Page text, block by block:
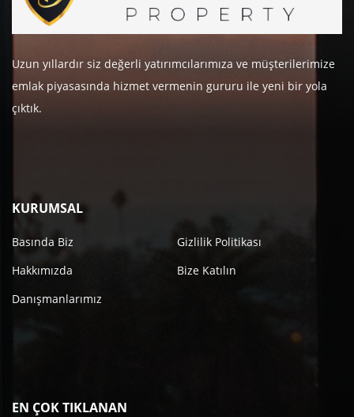
Uzun yıllardır siz değerli yatırımcılarımıza ve müşterilerimize
emlak piyasasında hizmet vermenin gururu ile yeni bir yola
çıktık.
KURUMSAL
Basında Biz
Gizlilik Politikası
Hakkımızda
Bize Katılın
Danışmanlarımız
EN ÇOK TIKLANAN